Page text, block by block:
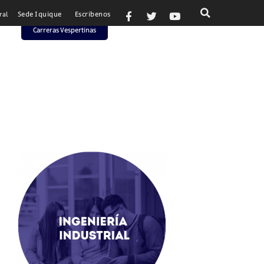
Sede Iquique Escribenos
Carreras Vespertinas